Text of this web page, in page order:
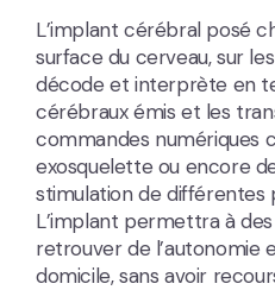
L’implant cérébral posé
surface du cerveau, sur
décode et interprète en
cérébraux émis et les
commandes numériques
exosquelette ou encore
stimulation de différentes
L’implant permettra à
retrouver de l’autonomie
domicile, sans avoir